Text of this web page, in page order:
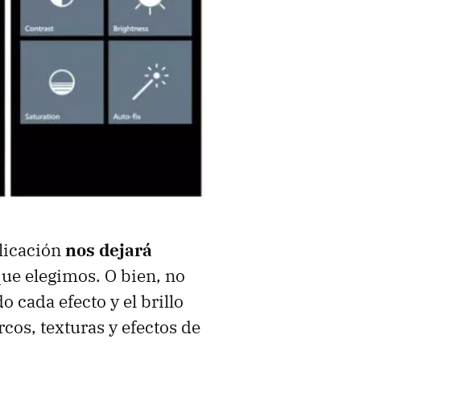
nos dejará
elegimos. O bien, no
cada efecto y el brillo
texturas y efectos de